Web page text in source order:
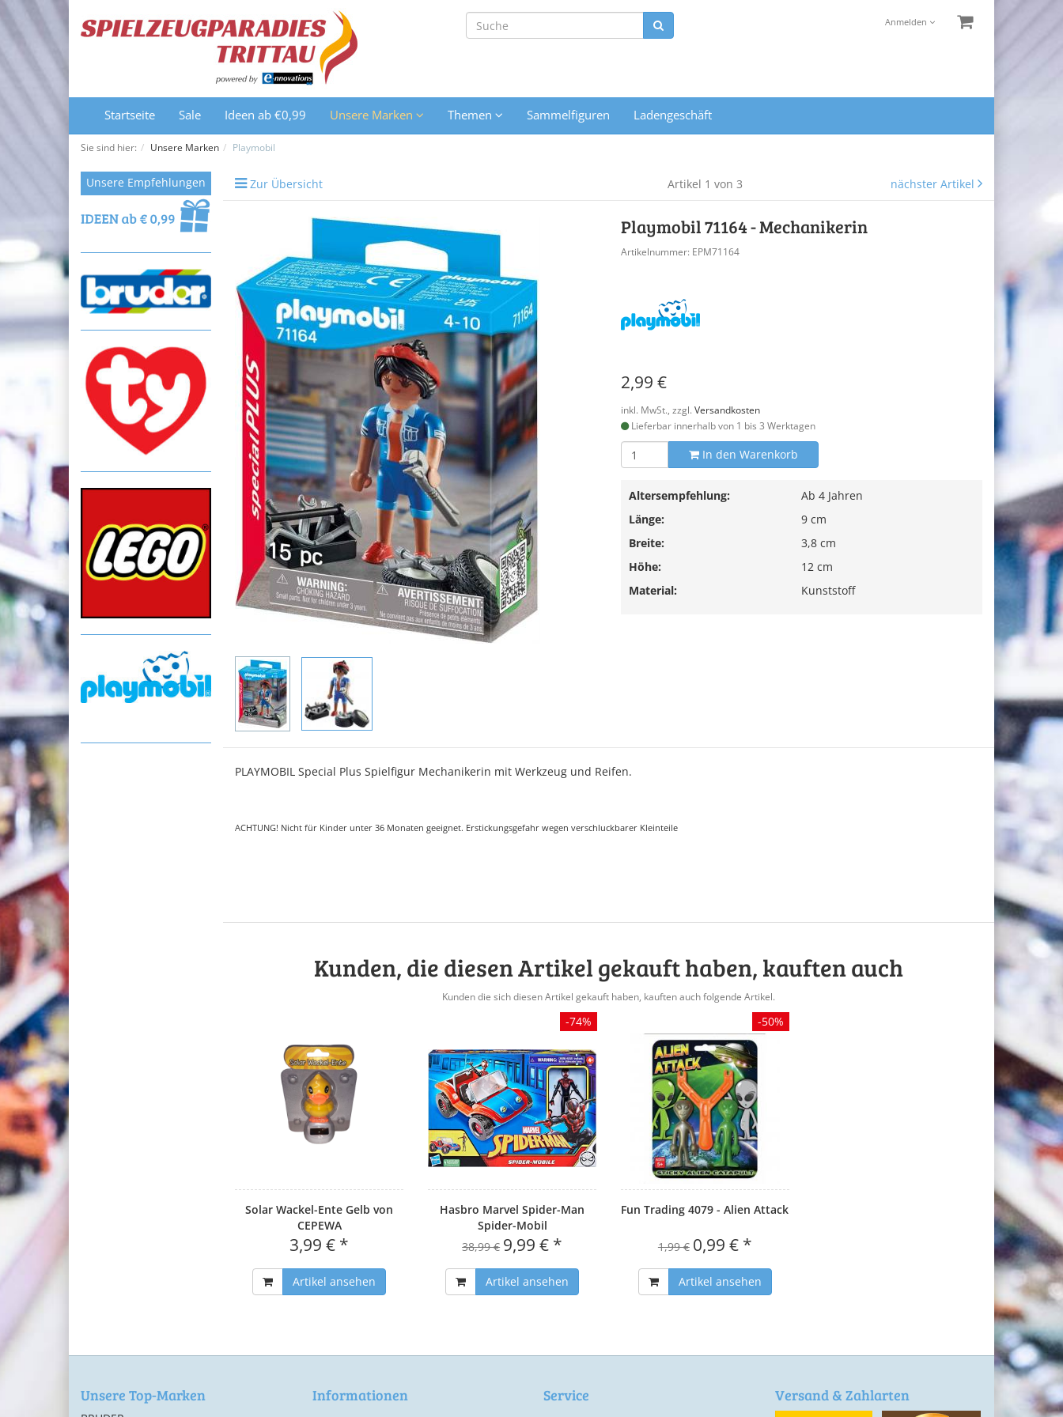
Anmelden
Startseite Sale Ideen ab €0,99 Unsere Marken Themen Sammelfiguren Ladengeschäft
Sie sind hier: Unsere Marken Playmobil
Unsere Empfehlungen Zur Übersicht Artikel 1 von 3 nächster Artikel
Playmobil 71164 - Mechanikerin
Artikelnummer: EPM71164
2,99 €
inkl. MwSt., zzgl. Versandkosten
Lieferbar innerhalb von 1 bis 3 Werktagen
In den Warenkorb
Altersempfehlung:
Ab 4 Jahren
Länge:
9 cm
Breite:
3,8 cm
Höhe:
12 cm
Material:
Kunststoff
PLAYMOBIL Special Plus Spielfigur Mechanikerin mit Werkzeug und Reifen.
ACHTUNG! Nicht für Kinder unter 36 Monaten geeignet. Erstickungsgefahr wegen verschluckbarer Kleinteile
Kunden, die diesen Artikel gekauft haben, kauften auch
Kunden die sich diesen Artikel gekauft haben, kauften auch folgende Artikel.
Solar Wackel-Ente Gelb von
CEPEWA
3,99 € *
Artikel ansehen
Hasbro Marvel Spider-Man
Spider-Mobil
38,99 € 9,99 € *
Artikel ansehen
-74%
Fun Trading 4079 - Alien Attack
1,99 € 0,99 € *
Artikel ansehen
-50%
Unsere Top-Marken Informationen Service Versand & Zahlarten